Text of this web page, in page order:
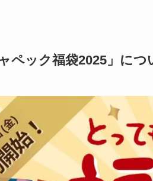
ペック福袋2025」につ